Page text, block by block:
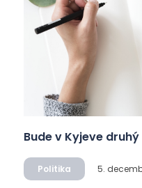
Bude v Kyjeve
Politika 5.